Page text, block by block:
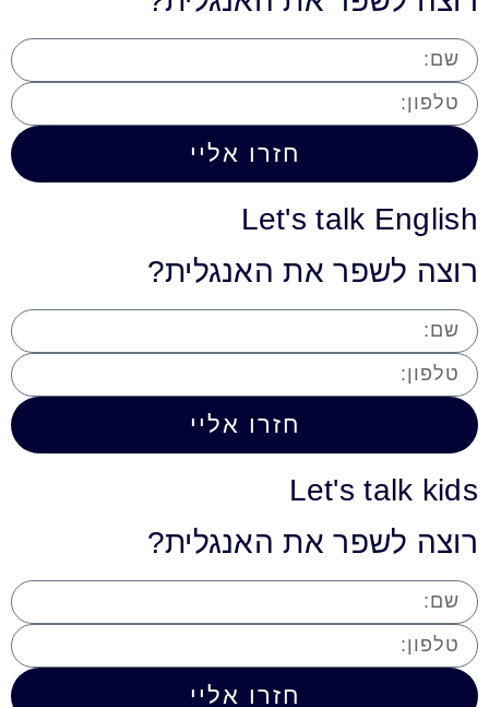
חזרו אליי
Let's talk English
רוצה לשפר את האנגלית?
חזרו אליי
Let's talk kids
רוצה לשפר את האנגלית?
חזרו אליי